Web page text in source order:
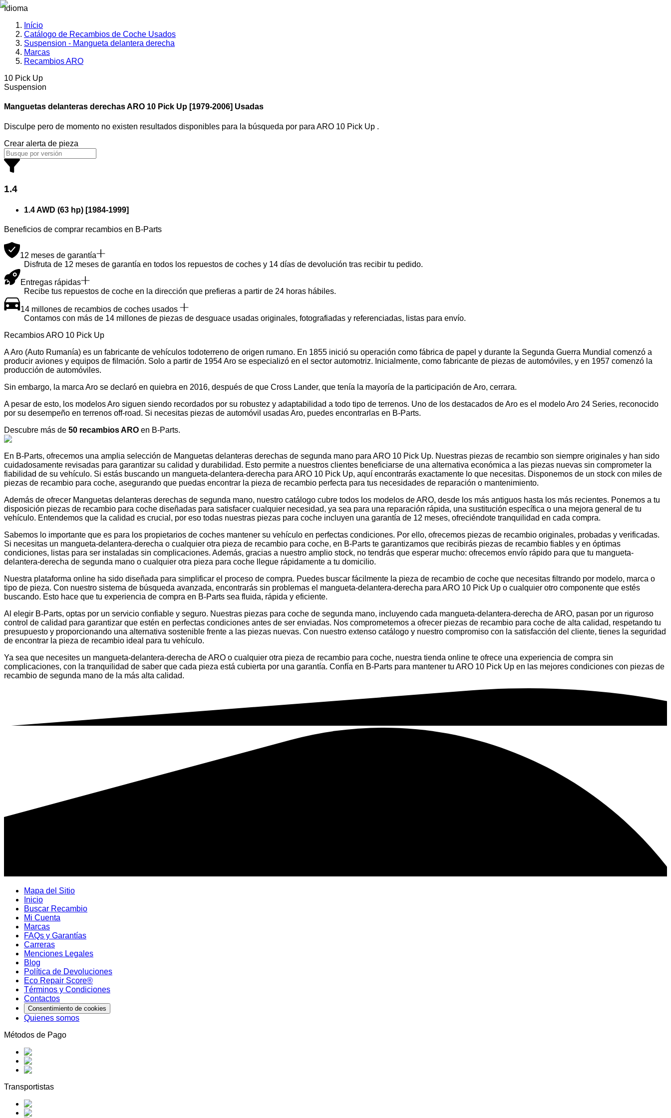
Idioma
Início
Catálogo de Recambios de Coche Usados
Suspension - Mangueta delantera derecha
Marcas
Recambios ARO
10 Pick Up
Suspension
Manguetas delanteras derechas ARO 10 Pick Up [1979-2006] Usadas
Disculpe pero de momento no existen resultados disponibles para la búsqueda por para ARO 10 Pick Up .
Crear alerta de pieza
1.4
1.4 AWD (63 hp) [1984-1999]
Beneficios de comprar recambios en B-Parts
12 meses de garantía
Disfruta de 12 meses de garantía en todos los repuestos de coches y 14 días de devolución tras recibir tu pedido.
Entregas rápidas
Recibe tus repuestos de coche en la dirección que prefieras a partir de 24 horas hábiles.
14 millones de recambios de coches usados
Contamos con más de 14 millones de piezas de desguace usadas originales, fotografiadas y referenciadas, listas para envío.
Recambios ARO 10 Pick Up
A Aro (Auto Rumanía) es un fabricante de vehículos todoterreno de origen rumano. En 1855 inició su operación como fábrica de papel y durante la Segunda Guerra Mundial comenzó a
producir aviones y equipos de filmación. Solo a partir de 1954 Aro se especializó en el sector automotriz. Inicialmente, como fabricante de piezas de automóviles, y en 1957 comenzó la
producción de automóviles.
Sin embargo, la marca Aro se declaró en quiebra en 2016, después de que Cross Lander, que tenía la mayoría de la participación de Aro, cerrara.
A pesar de esto, los modelos Aro siguen siendo recordados por su robustez y adaptabilidad a todo tipo de terrenos. Uno de los destacados de Aro es el modelo Aro 24 Series, reconocido
por su desempeño en terrenos off-road. Si necesitas piezas de automóvil usadas Aro, puedes encontrarlas en B-Parts.
Descubre más de 50 recambios ARO en B-Parts.
En B-Parts, ofrecemos una amplia selección de Manguetas delanteras derechas de segunda mano para ARO 10 Pick Up. Nuestras piezas de recambio son siempre originales y han sido
cuidadosamente revisadas para garantizar su calidad y durabilidad. Esto permite a nuestros clientes beneficiarse de una alternativa económica a las piezas nuevas sin comprometer la
fiabilidad de su vehículo. Si estás buscando un mangueta-delantera-derecha para ARO 10 Pick Up, aquí encontrarás exactamente lo que necesitas. Disponemos de un stock con miles de
piezas de recambio para coche, asegurando que puedas encontrar la pieza de recambio perfecta para tus necesidades de reparación o mantenimiento.
Además de ofrecer Manguetas delanteras derechas de segunda mano, nuestro catálogo cubre todos los modelos de ARO, desde los más antiguos hasta los más recientes. Ponemos a tu
disposición piezas de recambio para coche diseñadas para satisfacer cualquier necesidad, ya sea para una reparación rápida, una sustitución específica o una mejora general de tu
vehículo. Entendemos que la calidad es crucial, por eso todas nuestras piezas para coche incluyen una garantía de 12 meses, ofreciéndote tranquilidad en cada compra.
Sabemos lo importante que es para los propietarios de coches mantener su vehículo en perfectas condiciones. Por ello, ofrecemos piezas de recambio originales, probadas y verificadas.
Si necesitas un mangueta-delantera-derecha o cualquier otra pieza de recambio para coche, en B-Parts te garantizamos que recibirás piezas de recambio fiables y en óptimas
condiciones, listas para ser instaladas sin complicaciones. Además, gracias a nuestro amplio stock, no tendrás que esperar mucho: ofrecemos envío rápido para que tu mangueta-
delantera-derecha de segunda mano o cualquier otra pieza para coche llegue rápidamente a tu domicilio.
Nuestra plataforma online ha sido diseñada para simplificar el proceso de compra. Puedes buscar fácilmente la pieza de recambio de coche que necesitas filtrando por modelo, marca o
tipo de pieza. Con nuestro sistema de búsqueda avanzada, encontrarás sin problemas el mangueta-delantera-derecha para ARO 10 Pick Up o cualquier otro componente que estés
buscando. Esto hace que tu experiencia de compra en B-Parts sea fluida, rápida y eficiente.
Al elegir B-Parts, optas por un servicio confiable y seguro. Nuestras piezas para coche de segunda mano, incluyendo cada mangueta-delantera-derecha de ARO, pasan por un riguroso
control de calidad para garantizar que estén en perfectas condiciones antes de ser enviadas. Nos comprometemos a ofrecer piezas de recambio para coche de alta calidad, respetando tu
presupuesto y proporcionando una alternativa sostenible frente a las piezas nuevas. Con nuestro extenso catálogo y nuestro compromiso con la satisfacción del cliente, tienes la seguridad
de encontrar la pieza de recambio ideal para tu vehículo.
Ya sea que necesites un mangueta-delantera-derecha de ARO o cualquier otra pieza de recambio para coche, nuestra tienda online te ofrece una experiencia de compra sin
complicaciones, con la tranquilidad de saber que cada pieza está cubierta por una garantía. Confía en B-Parts para mantener tu ARO 10 Pick Up en las mejores condiciones con piezas de
recambio de segunda mano de la más alta calidad.
Mapa del Sitio
Inicio
Buscar Recambio
Mi Cuenta
Marcas
FAQs y Garantías
Carreras
Menciones Legales
Blog
Política de Devoluciones
Eco Repair Score®
Términos y Condiciones
Contactos
Consentimiento de cookies
Quienes somos
Métodos de Pago
Transportistas